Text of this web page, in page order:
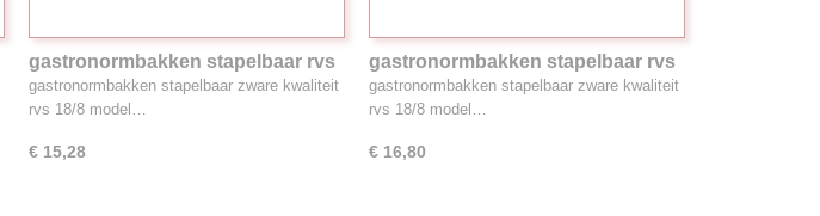
gastronormbakken stapelbaar rvs
18/8, 4.1L 1/2GN
gastronormbakken stapelbaar zware kwaliteit
rvs 18/8 model…
€ 15,28
gastronormbakken stapelbaar rvs
18/8, 6.1L 1/2GN
gastronormbakken stapelbaar zware kwaliteit
rvs 18/8 model…
€ 16,80